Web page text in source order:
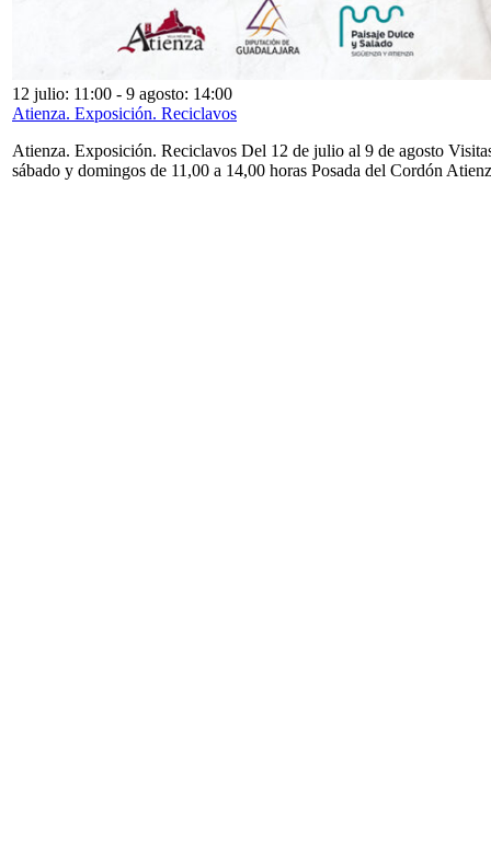
12 julio: 11:00 - 9 agosto: 14:00
Atienza. Exposición. Reciclavos
Atienza. Exposición. Reciclavos Del 12 de julio al 9 de agosto
sábado y domingos de 11,00 a 14,00 horas Posada del Cordón